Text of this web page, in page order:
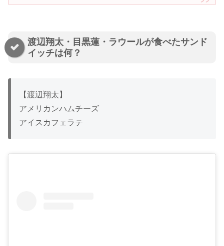
渡辺翔太・目黒蓮・ラウールが食べたサンド
イッチは何？
【渡辺翔太】
アメリカンハムチーズ
アイスカフェラテ